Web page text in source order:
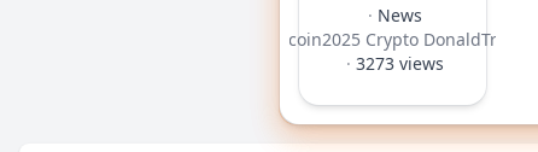
· News
Bitcoin2025 Crypto DonaldTrump
·3273 views